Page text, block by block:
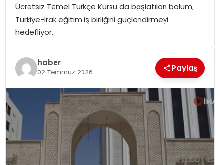
GÜNDEM
MAGAZIN
Ücretsiz Temel Türkçe Kursu da başlatılan bölüm,
Türkiye-Irak eğitim iş birliğini güçlendirmeyi
hedefliyor.
haber
02 Temmuz 2026 Paylaş